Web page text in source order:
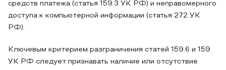
средств платежа (статья 159.3 УК РФ) и неправомерного
доступа к компьютерной информации (статья 272 УК
РФ).
Ключевым критерием разграничения статей 159.6 и 159
УК РФ следует признавать наличие или отсутствие